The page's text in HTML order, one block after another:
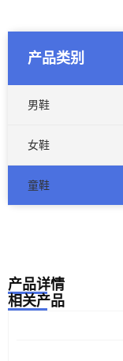
产品类别
男鞋
女鞋
童鞋
产品详情
相关产品